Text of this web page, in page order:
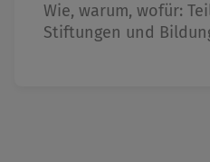
Wie, warum, wofür:
Stiftungen und